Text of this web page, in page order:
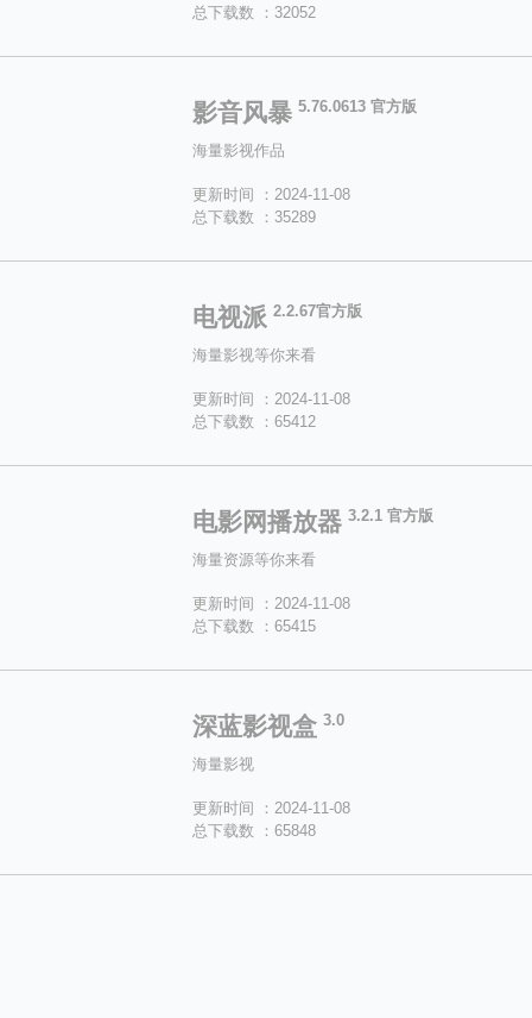
总下载数 ：32052
影音风暴 5.76.0613 官方版
海量影视作品
更新时间 ：2024-11-08
总下载数 ：35289
电视派 2.2.67官方版
海量影视等你来看
更新时间 ：2024-11-08
总下载数 ：65412
电影网播放器 3.2.1 官方版
海量资源等你来看
更新时间 ：2024-11-08
总下载数 ：65415
深蓝影视盒 3.0
海量影视
更新时间 ：2024-11-08
总下载数 ：65848